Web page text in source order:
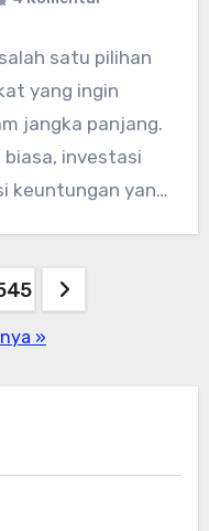
satu pilihan
yang ingin
jangka panjang.
biasa, investasi
keuntungan yang
»